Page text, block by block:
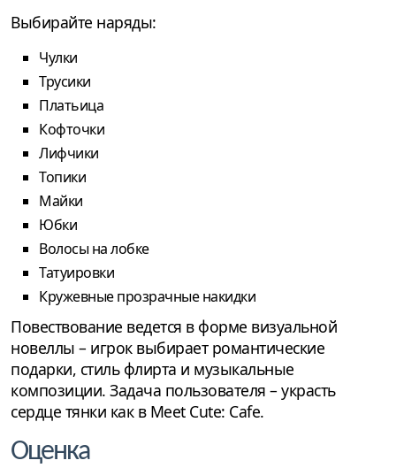
Выбирайте наряды:
Чулки
Трусики
Платьица
Кофточки
Лифчики
Топики
Майки
Юбки
Волосы на лобке
Татуировки
Кружевные прозрачные накидки
Повествование ведется в форме визуальной
новеллы – игрок выбирает романтические
подарки, стиль флирта и музыкальные
композиции. Задача пользователя – украсть
сердце тянки как в Meet Cute: Cafe.
Оценка